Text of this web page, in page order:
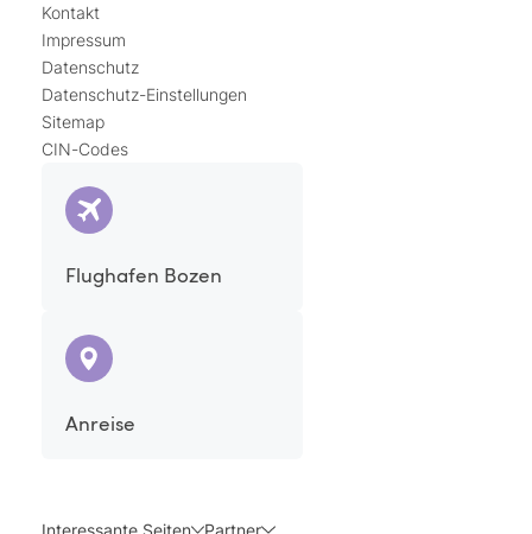
Kontakt
Impressum
Datenschutz
Datenschutz-Einstellungen
Sitemap
CIN-Codes
Flughafen Bozen
Anreise
Interessante Seiten Partner